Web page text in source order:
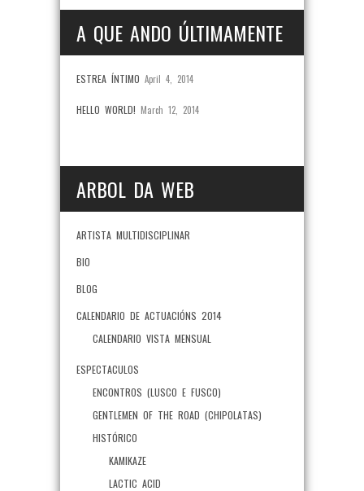
A QUE ANDO ÚLTIMAMENTE
ESTREA ÍNTIMO April 4, 2014
HELLO WORLD! March 12, 2014
ARBOL DA WEB
ARTISTA MULTIDISCIPLINAR
BIO
BLOG
CALENDARIO DE ACTUACIÓNS 2014
CALENDARIO VISTA MENSUAL
ESPECTACULOS
ENCONTROS (LUSCO E FUSCO)
GENTLEMEN OF THE ROAD (CHIPOLATAS)
HISTÓRICO
KAMIKAZE
LACTIC ACID